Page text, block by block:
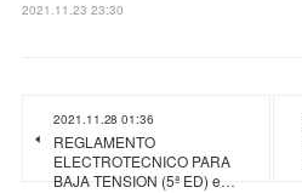
2021.11.23 23:30
2021.11.28 01:36
REGLAMENTO
ELECTROTECNICO PARA
BAJA TENSION (5ª ED) e…